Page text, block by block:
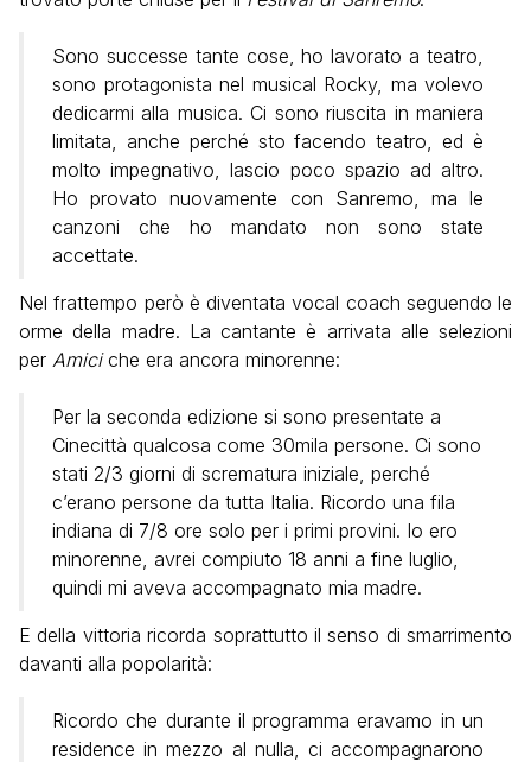
Sono successe tante cose, ho lavorato a teatro,
sono protagonista nel musical Rocky, ma volevo
dedicarmi alla musica. Ci sono riuscita in maniera
limitata, anche perché sto facendo teatro, ed è
molto impegnativo, lascio poco spazio ad altro.
Ho provato nuovamente con Sanremo, ma le
canzoni che ho mandato non sono state
accettate.
Nel frattempo però è diventata vocal coach seguendo le
orme della madre. La cantante è arrivata alle selezioni
per Amiciche era ancora minorenne:
Per la seconda edizione si sono presentate a
Cinecittà qualcosa come 30mila persone. Ci sono
stati 2/3 giorni di scrematura iniziale, perché
c’erano persone da tutta Italia. Ricordo una fila
indiana di 7/8 ore solo per i primi provini. Io ero
minorenne, avrei compiuto 18 anni a fine luglio,
quindi mi aveva accompagnato mia madre.
E della vittoria ricorda soprattutto il senso di smarrimento
davanti alla popolarità:
Ricordo che durante il programma eravamo in un
residence in mezzo al nulla, ci accompagnarono